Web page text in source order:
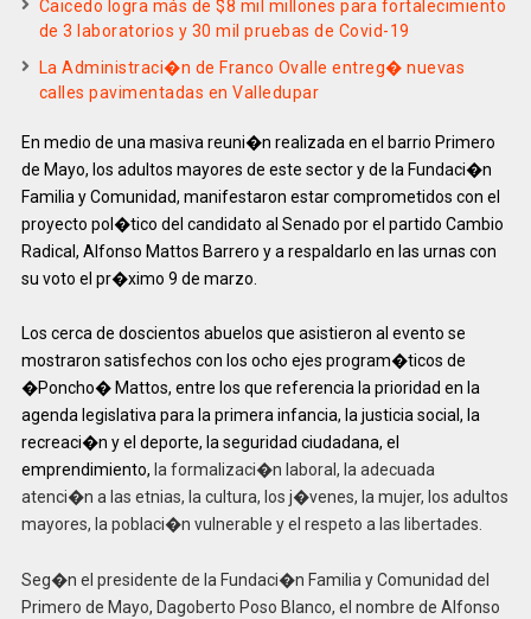
Caicedo logra más de $8 mil millones para fortalecimiento
de 3 laboratorios y 30 mil pruebas de Covid-19
La Administraci�n de Franco Ovalle entreg� nuevas
calles pavimentadas en Valledupar
En medio de una masiva reuni�n realizada en el barrio Primero
de Mayo, los adultos mayores de este sector y de la Fundaci�n
Familia y Comunidad, manifestaron estar comprometidos con el
proyecto pol�tico del candidato al Senado por el partido Cambio
Radical, Alfonso Mattos Barrero y a respaldarlo en las urnas con
su voto el pr�ximo 9 de marzo.
Los cerca de doscientos abuelos que asistieron al evento se
mostraron satisfechos con los ocho ejes program�ticos de
�Poncho� Mattos, entre los que referencia la prioridad en la
agenda legislativa para la primera infancia, la justicia social, la
recreaci�n y el deporte, la seguridad ciudadana, el
emprendimiento, la formalizaci�n laboral, la adecuada
atenci�n a las etnias, la cultura, los j�venes, la mujer, los adultos
mayores, la poblaci�n vulnerable y el respeto a las libertades.
Seg�n el presidente de la Fundaci�n Familia y Comunidad del
Primero de Mayo, Dagoberto Poso Blanco, el nombre de Alfonso